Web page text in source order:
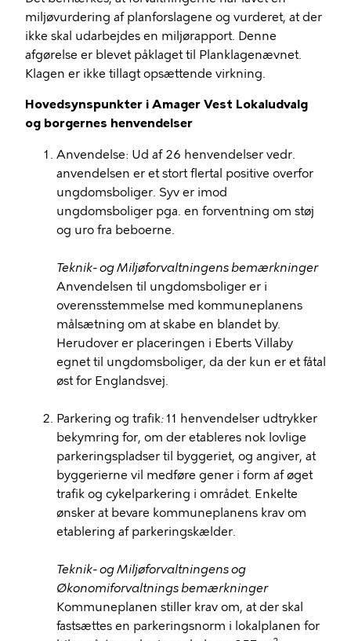
miljøvurdering af planforslagene og vurderet, at der
ikke skal udarbejdes en miljørapport. Denne
afgørelse er blevet påklaget til Planklagenævnet.
Klagen er ikke tillagt opsættende virkning.
Hovedsynspunkter i Amager Vest Lokaludvalg
og borgernes henvendelser
Anvendelse: Ud af 26 henvendelser vedr.
anvendelsen er et stort flertal positive overfor
ungdomsboliger. Syv er imod
ungdomsboliger pga. en forventning om støj
og uro fra beboerne.
Teknik- og Miljøforvaltningens bemærkninger
Anvendelsen til ungdomsboliger er i
overensstemmelse med kommuneplanens
målsætning om at skabe en blandet by.
Herudover er placeringen i Eberts Villaby
egnet til ungdomsboliger, da der kun er et fåtal
øst for Englandsvej.
Parkering og trafik: 11 henvendelser udtrykker
bekymring for, om der etableres nok lovlige
parkeringspladser til byggeriet, og angiver, at
byggerierne vil medføre gener i form af øget
trafik og cykelparkering i området. Enkelte
ønsker at bevare kommuneplanens krav om
etablering af parkeringskælder.
Teknik- og Miljøforvaltningens og
Økonomiforvaltnings bemærkninger
Kommuneplanen stiller krav om, at der skal
fastsættes en parkeringsnorm i lokalplanen for